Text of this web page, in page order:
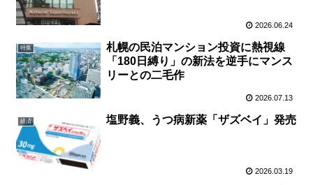
2026.06.24
特集
札幌の民泊マンション投資に熱視線
「180日縛り」の新法を逆手にマンス
リーとの二毛作
2026.07.13
経済 塩野義、うつ病新薬「ザズベイ」発売
2026.03.19